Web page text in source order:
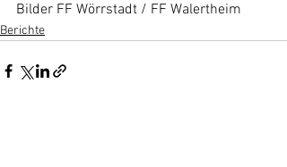
Bilder FF Wörrstadt / FF Walertheim
Berichte